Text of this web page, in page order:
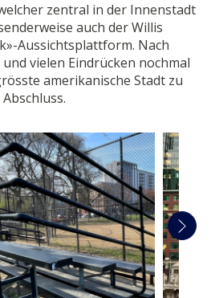
zentral in der Innenstadt
auch der Willis
Aussichtsplattform. Nach
vielen Eindrücken nochmal
amerikanische Stadt zu